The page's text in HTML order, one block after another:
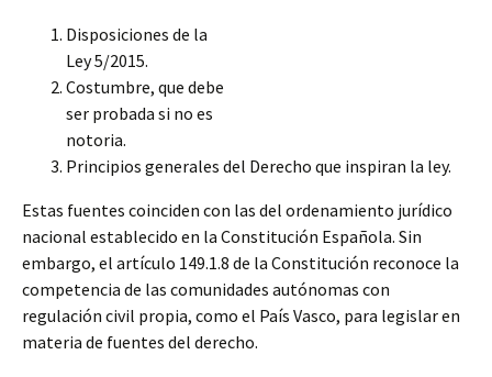
Disposiciones de la
Ley 5/2015.
Costumbre, que debe
ser probada si no es
notoria.
Principios generales del Derecho que inspiran la ley.
Estas fuentes coinciden con las del ordenamiento jurídico
nacional establecido en la Constitución Española. Sin
embargo, el artículo 149.1.8 de la Constitución reconoce la
competencia de las comunidades autónomas con
regulación civil propia, como el País Vasco, para legislar en
materia de fuentes del derecho.